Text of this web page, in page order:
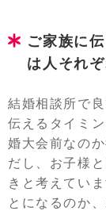
ご家族に
は人それ
結婚相談所で
伝えるタイミ
婚大会前なの
だし、お子様
きと考えてい
とになるのか